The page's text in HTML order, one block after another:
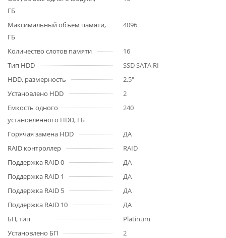
ГБ
Максимальный объем памяти,
ГБ
4096
Количество слотов памяти
16
Тип HDD
SSD SATA RI
HDD, размерность
2.5"
Установлено HDD
2
Емкость одного
установленного HDD, ГБ
240
Горячая замена HDD
ДА
RAID контроллер
RAID
Поддержка RAID 0
ДА
Поддержка RAID 1
ДА
Поддержка RAID 5
ДА
Поддержка RAID 10
ДА
БП, тип
Platinum
Установлено БП
2